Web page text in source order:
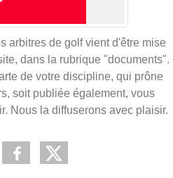
arbitres de golf vient d'être mise
dans la rubrique "documents".
de votre discipline, qui prône
soit publiée également, vous
Nous la diffuserons avec plaisir.